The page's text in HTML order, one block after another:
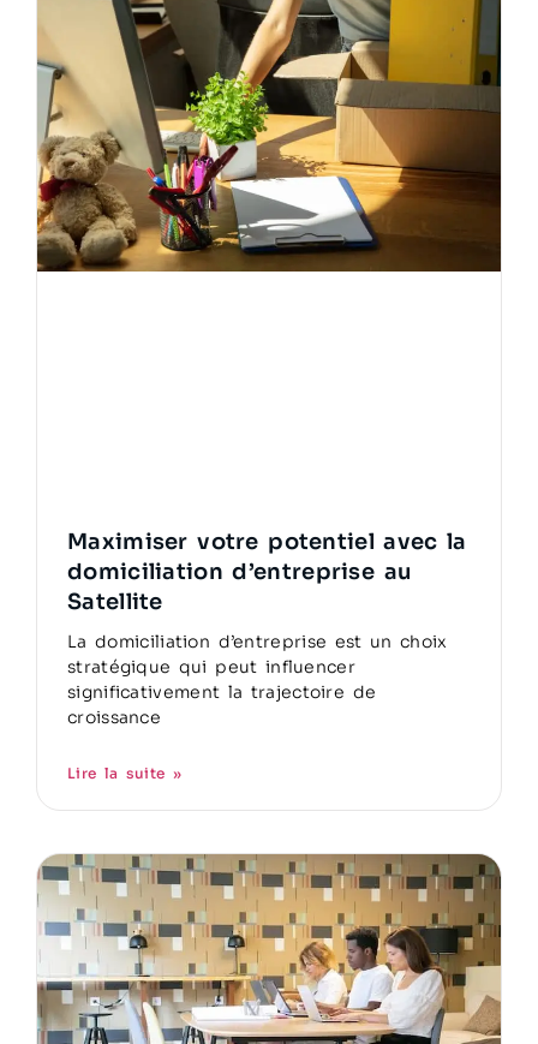
Maximiser votre potentiel avec la
domiciliation d’entreprise au
Satellite
La domiciliation d’entreprise est un choix
stratégique qui peut influencer
significativement la trajectoire de
croissance
Lire la suite »